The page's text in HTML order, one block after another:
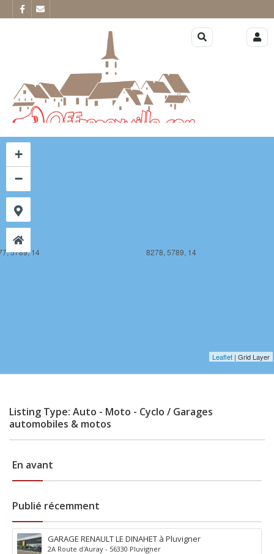
5788, 14 8278, 5788, 14
5789, 14 8278, 5789, 14
+
−
Leaflet | Grid Layer
Listing Type: Auto - Moto - Cyclo / Garages
automobiles & motos
En avant
Publié récemment
GARAGE RENAULT LE DINAHET à Pluvigner
2A Route d'Auray - 56330 Pluvigner